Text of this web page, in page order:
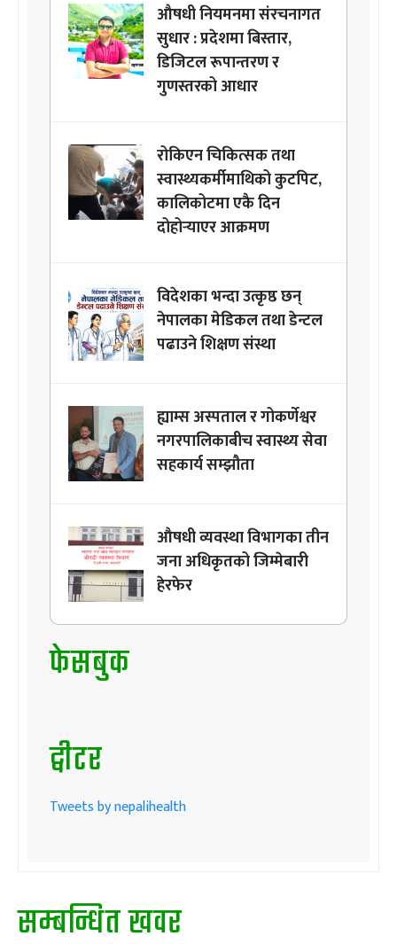
औषधी नियमनमा संरचनागत
सुधार : प्रदेशमा बिस्तार,
डिजिटल रूपान्तरण र
गुणस्तरको आधार
रोकिएन चिकित्सक तथा
स्वास्थ्यकर्मीमाथिको कुटपिट,
कालिकोटमा एकै दिन
दोहोर्‍याएर आक्रमण
विदेशका भन्दा उत्कृष्ठ छन्
नेपालका मेडिकल तथा डेन्टल
पढाउने शिक्षण संस्था
ह्याम्स अस्पताल र गोकर्णेश्वर
नगरपालिकाबीच स्वास्थ्य सेवा
सहकार्य सम्झौता
औषधी व्यवस्था विभागका तीन
जना अधिकृतको जिम्मेबारी
हेरफेर
फेसबुक
ट्वीटर
Tweets by nepalihealth
सम्बन्धित खवर